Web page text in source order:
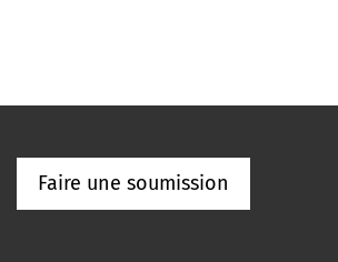
Faire une soumission